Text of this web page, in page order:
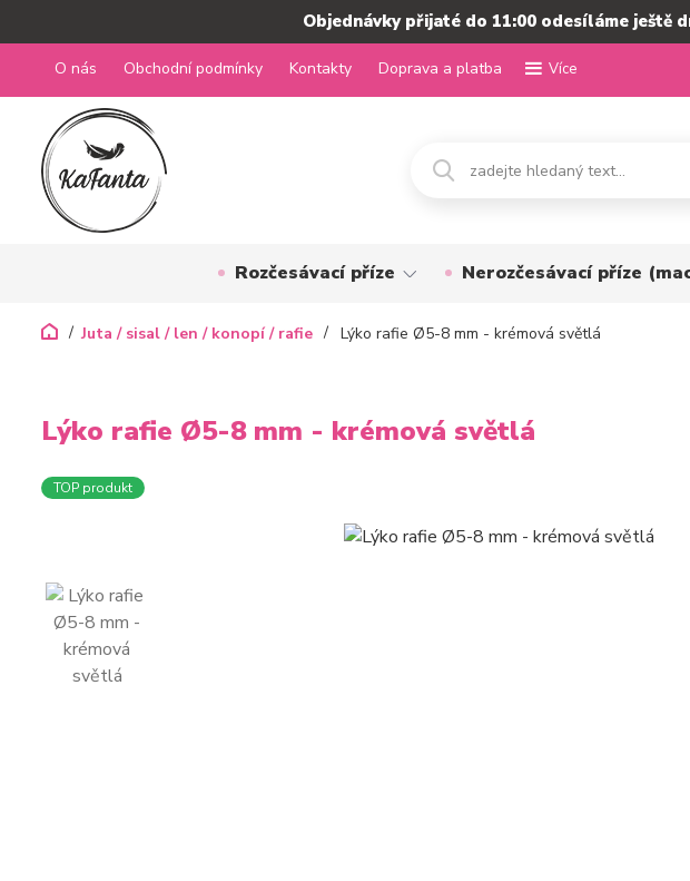
Objednávky přijaté do 11:00 odesíláme ještě
O nás Obchodní podmínky Kontakty Doprava a platba Více
Rozčesávací příze Nerozčesávací příze
Juta / sisal / len / konopí / rafie Lýko rafie Ø5-8 mm - krémová světlá
Lýko rafie Ø5-8 mm - krémová světlá
TOP produkt